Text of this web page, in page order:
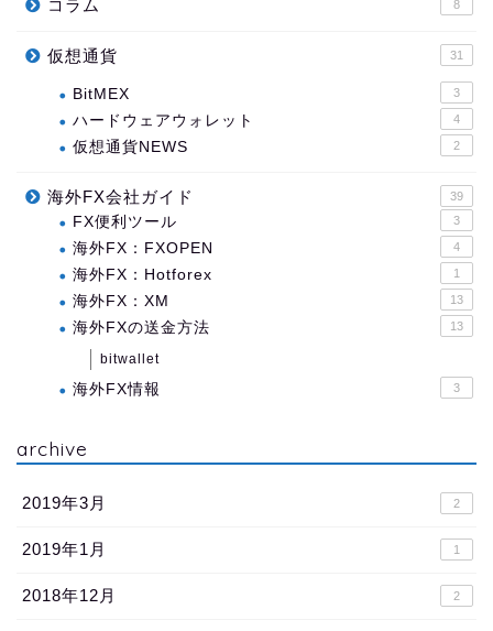
コラム 8
仮想通貨 31
BitMEX 3
ハードウェアウォレット 4
仮想通貨NEWS 2
海外FX会社ガイド 39
FX便利ツール 3
海外FX：FXOPEN 4
海外FX：Hotforex 1
海外FX：XM 13
海外FXの送金方法 13
bitwallet
海外FX情報 3
archive
2019年3月 2
2019年1月 1
2018年12月 2